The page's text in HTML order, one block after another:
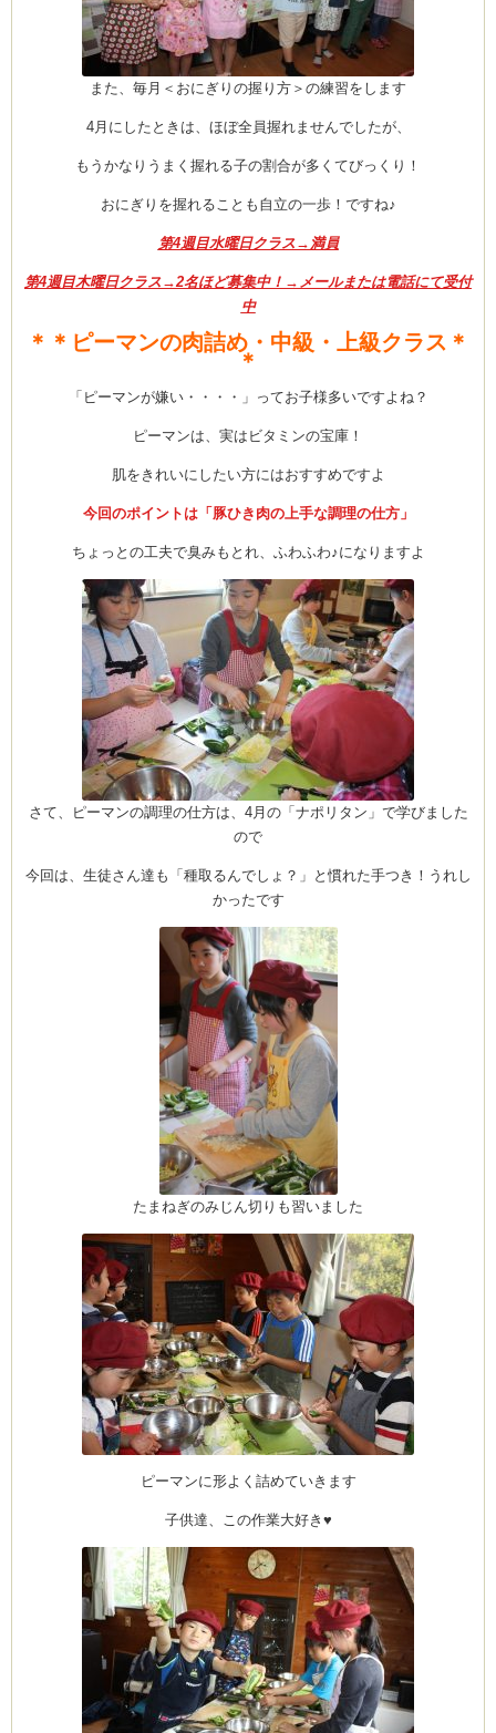
CEDO)
また、毎月＜おにぎりの握り方＞の練習をします
4月にしたときは、ほぼ全員握れませんでしたが、
もうかなりうまく握れる子の割合が多くてびっくり！
おにぎりを握れることも自立の一歩！ですね♪
第4週目水曜日クラス→満員
第4週目木曜日クラス→2名ほど募集中！→メールまたは電話にて受付
中
＊＊ピーマンの肉詰め・中級・上級クラス＊
＊
「ピーマンが嫌い・・・・」ってお子様多いですよね？
ピーマンは、実はビタミンの宝庫！
肌をきれいにしたい方にはおすすめですよ
今回のポイントは「豚ひき肉の上手な調理の仕方」
ちょっとの工夫で臭みもとれ、ふわふわ♪になりますよ
さて、ピーマンの調理の仕方は、4月の「ナポリタン」で学びました
ので
今回は、生徒さん達も「種取るんでしょ？」と慣れた手つき！うれし
かったです
たまねぎのみじん切りも習いました
ピーマンに形よく詰めていきます
子供達、この作業大好き♥